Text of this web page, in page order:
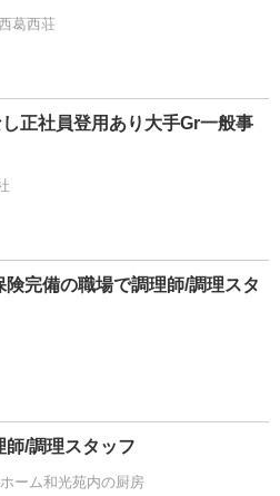
葛西荘
正社員登用あり大手Gr一般事
完備の職場で調理師/調理スタ
/調理スタッフ
ーム和光苑内の厨房